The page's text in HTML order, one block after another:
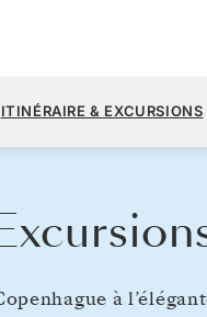
ITINÉRAIRE & EXCURSIONS
à